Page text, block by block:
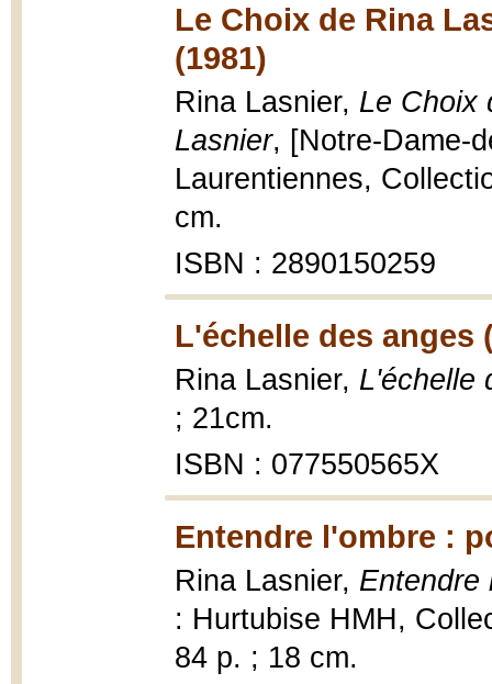
Le Choix de Rina
(1981)
Rina Lasnier, Le Choix
Lasnier, [Notre-Dame-
Laurentiennes,
cm.
ISBN : 2890150259
L'échelle des anges
Rina Lasnier, L'échelle
; 21cm.
ISBN : 077550565X
Entendre l'ombre :
Rina Lasnier, Entendre
: Hurtubise HMH,
84 p. ; 18 cm.